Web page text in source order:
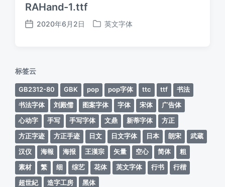
RAHand-1.ttf
发
2020年6月2日
发
英文字体
标签云
GB2312-80 GBK pop pop字体 ttc ttf
书法
书法字体
刘殿儒 图案字体 字体 宋体
广告体
心动字
手写 手写字体 文鼎 新蒂字体
方正
方正字迹
方正手迹 日文 日文字体 日本 朗宋
武蔵
汉仪
海報 海报 王漢宗 矢量 空心 简体
粗
素材
繁 细 综艺 花体 英文字体 行书
行楷
超世紀
造字工房 黑体